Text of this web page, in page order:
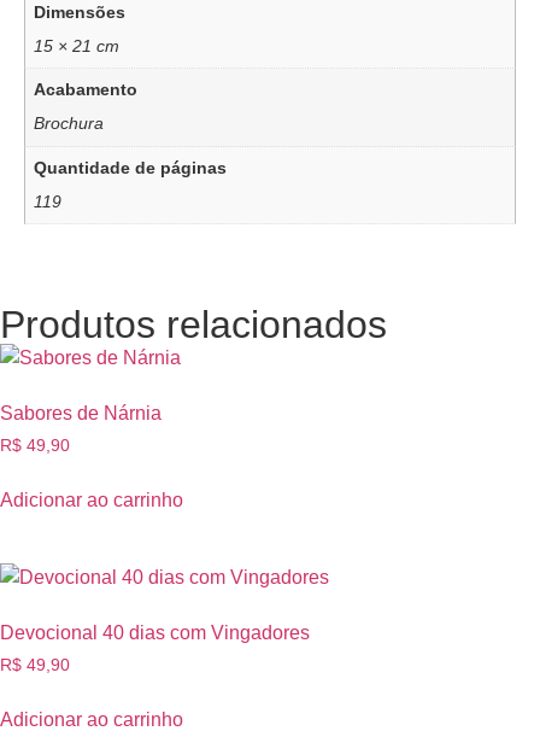
Dimensões
15 × 21 cm
Acabamento
Brochura
Quantidade de páginas
119
Produtos relacionados
Sabores de Nárnia
R$ 49,90
Adicionar ao carrinho
Devocional 40 dias com Vingadores
R$ 49,90
Adicionar ao carrinho